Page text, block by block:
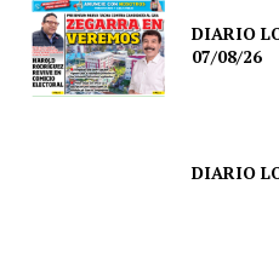
DIARIO
07/08/26
DIARIO